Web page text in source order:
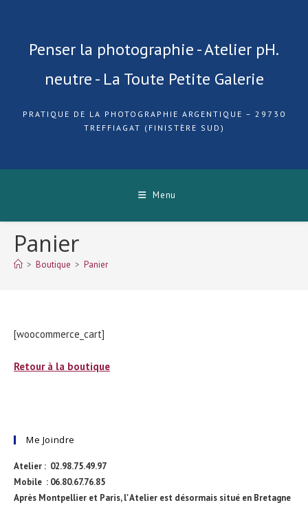
Penser la photographie - Atelier pH.
neutre - La Toute Petite Galerie
PRATIQUE DE LA PHOTOGRAPHIE ARGENTIQUE – 29730
TREFFIAGAT (FINISTÈRE SUD)
Menu
Panier
> Boutique > Panier
[woocommerce_cart]
Retour à la boutique
Me Joindre
Atelier : 02.98.75.49.97
Mobile : 06.80.67.76.85
Après Montpellier et Paris, l' Atelier est désormais situé en Bretagne